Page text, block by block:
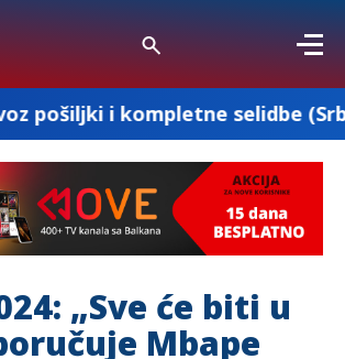
selidbe (Srbija-
„Sve će biti u
Mbape